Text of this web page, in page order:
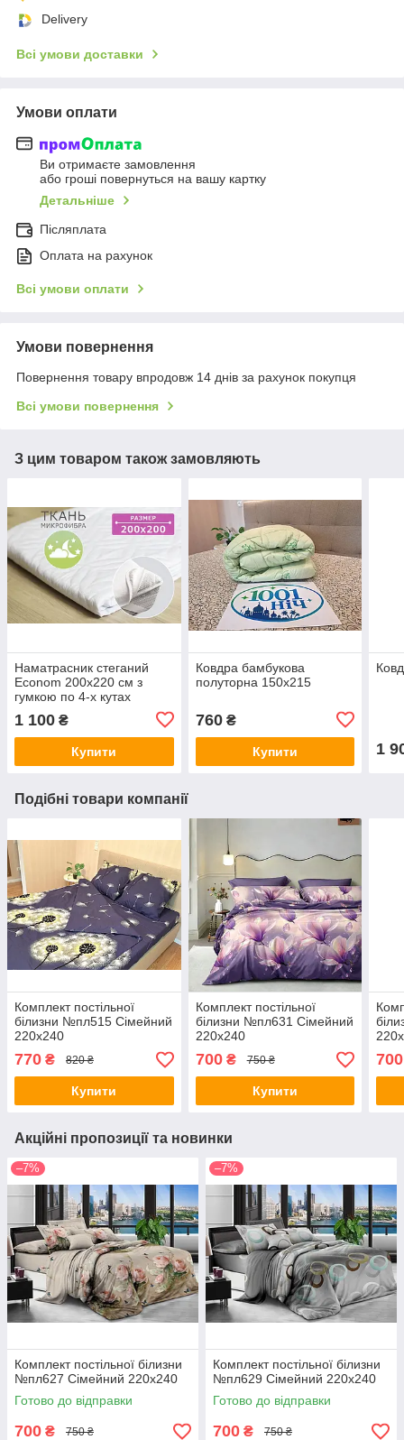
Delivery
Всі умови доставки
Умови оплати
Ви отримаєте замовлення
або гроші повернуться на вашу картку
Детальніше
Післяплата
Оплата на рахунок
Всі умови оплати
Умови повернення
Повернення товару впродовж 14 днів за рахунок покупця
Всі умови повернення
З цим товаром також замовляють
Наматрасник стеганий
Econom 200x220 см з
гумкою по 4-х кутах
1 100 ₴
Купити
Ковдра бамбукова
полуторна 150х215
760₴
Купити 1
Подібні товари компанії
Комплект постільної
білизни №пл515 Сімейний
220х240
770 ₴ 820 ₴
Купити
Комплект постільної
білизни №пл631 Сімейний
220х240
700₴ 750 ₴
Купити
700
Акційні пропозиції та новинки
–7%
Комплект постільної білизни
№пл627 Сімейний 220х240
Готово до відправки
700 ₴ 750 ₴
–7%
Комплект постільної білизни
№пл629 Сімейний 220х240
Готово до відправки
700 ₴ 750 ₴